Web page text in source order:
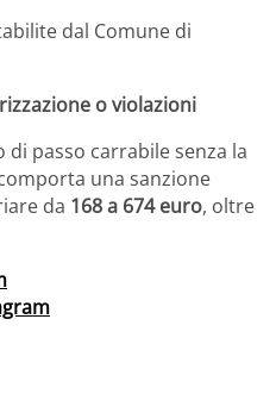
dal Comune di
o violazioni
di passo carrabile senza la
una sanzione
da 168 a 674 euro, oltre